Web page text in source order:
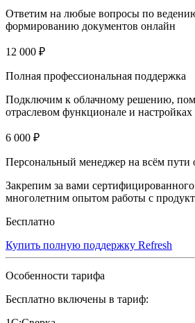
Ответим на любые вопросы по
формированию документов онлайн
12 000 ₽
Полная профессиональная поддержка
Подключим к облачному решению,
отраслевом функционале и настройках
6 000 ₽
Персональный менеджер на всём пути
Закрепим за вами
многолетним опытом работы с
Бесплатно
Купить полную поддержку Refresh
Особенности тарифа
Бесплатно включены в тариф: